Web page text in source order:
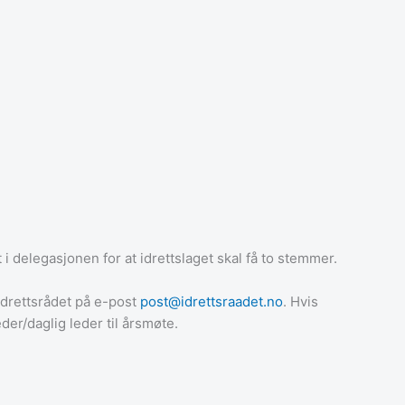
for at idrettslaget skal få to stemmer.
på e-post post@idrettsraadet.no. Hvis
daglig leder til årsmøte.